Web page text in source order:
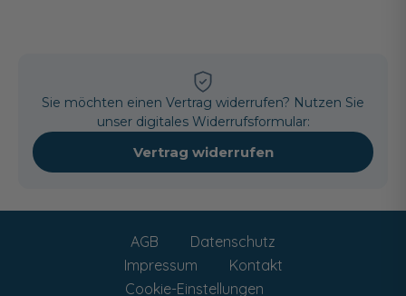
Sie möchten einen Vertrag widerrufen? Nutzen Sie
unser digitales Widerrufsformular:
Vertrag widerrufen
AGB
Datenschutz
Impressum
Kontakt
Cookie-Einstellungen